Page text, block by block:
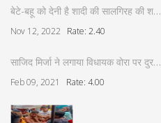
बेटे-बहू को देनी है शादी की सालगिरह की श…
Nov 12, 2022 Rate: 2.40
साजिद मिर्जा ने लगाया विधायक वोरा पर दुर…
Feb 09, 2021 Rate: 4.00